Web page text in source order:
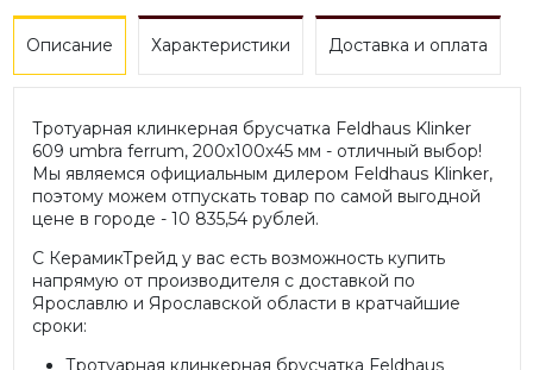
Описание Характеристики Доставка и оплата
Тротуарная клинкерная брусчатка Feldhaus Klinker
609 umbra ferrum, 200х100х45 мм - отличный выбор!
Мы являемся официальным дилером Feldhaus Klinker,
поэтому можем отпускать товар по самой выгодной
цене в городе - 10 835,54 рублей.
С КерамикТрейд у вас есть возможность купить
напрямую от производителя с доставкой по
Ярославлю и Ярославской области в кратчайшие
сроки:
Тротуарная клинкерная брусчатка Feldhaus